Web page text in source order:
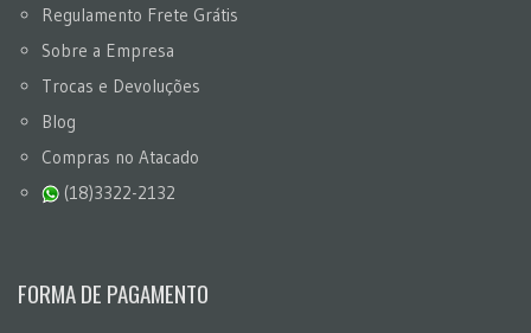
Regulamento Frete Grátis
Sobre a Empresa
Trocas e Devoluções
Blog
Compras no Atacado
(18)3322-2132
FORMA DE PAGAMENTO